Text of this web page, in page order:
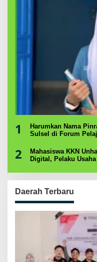
1
Harumkan Nama
Sulsel di Forum
2
Mahasiswa KKN
Digital, Pelaku
Daerah Terbaru